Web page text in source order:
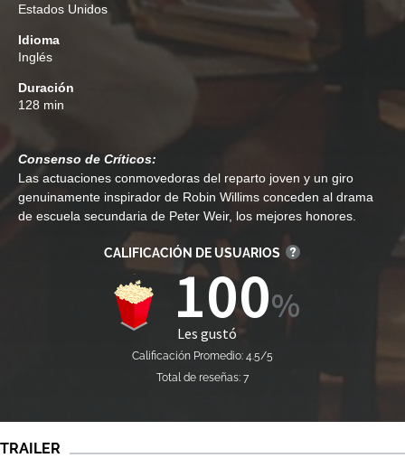
Estados Unidos
Idioma
Inglés
Duración
128 min
Consenso de Críticos:
Las actuaciones conmovedoras del reparto joven y un giro
genuinamente inspirador de Robin Willims conceden al drama
de escuela secundaria de Peter Weir, los mejores honores.
CALIFICACIÓN DE USUARIOS
100
Les gustó
Calificación Promedio: 4.5/5
Total de reseñas: 7
TRAILER